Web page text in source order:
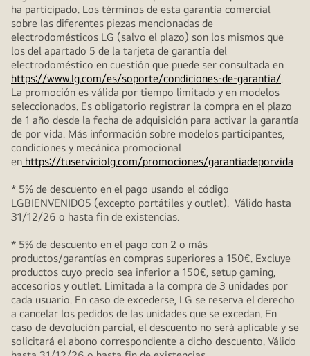
ha participado. Los términos de esta garantía comercial
sobre las diferentes piezas mencionadas de
electrodomésticos LG (salvo el plazo) son los mismos que
los del apartado 5 de la tarjeta de garantía del
electrodoméstico en cuestión que puede ser consultada en
https://www.lg.com/es/soporte/condiciones-de-garantia/.
La promoción es válida por tiempo limitado y en modelos
seleccionados. Es obligatorio registrar la compra en el plazo
de 1 año desde la fecha de adquisición para activar la garantía
de por vida. Más información sobre modelos participantes,
condiciones y mecánica promocional
en https://tuserviciolg.com/promociones/garantiadeporvida
* 5% de descuento en el pago usando el código
LGBIENVENIDO5 (excepto portátiles y outlet). Válido hasta
31/12/26 o hasta fin de existencias.
* 5% de descuento en el pago con 2 o más
productos/garantías en compras superiores a 150€. Excluye
productos cuyo precio sea inferior a 150€, setup gaming,
accesorios y outlet. Limitada a la compra de 3 unidades por
cada usuario. En caso de excederse, LG se reserva el derecho
a cancelar los pedidos de las unidades que se excedan. En
caso de devolución parcial, el descuento no será aplicable y se
solicitará el abono correspondiente a dicho descuento. Válido